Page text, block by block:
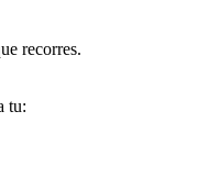
recorres.
tu: